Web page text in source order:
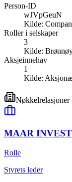
Person-ID
wJVpGeuN
Kilde:
Roller i selskaper
3
Kilde:
Aksjeinnehav
1
Kilde:
Nøkkelrelasjoner
MAAR
Rolle
Styrets leder